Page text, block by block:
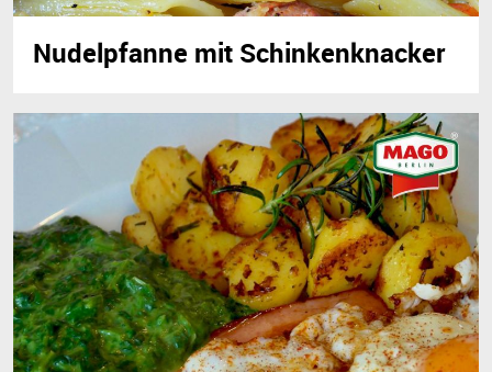
Nudelpfanne mit Schinkenknacker